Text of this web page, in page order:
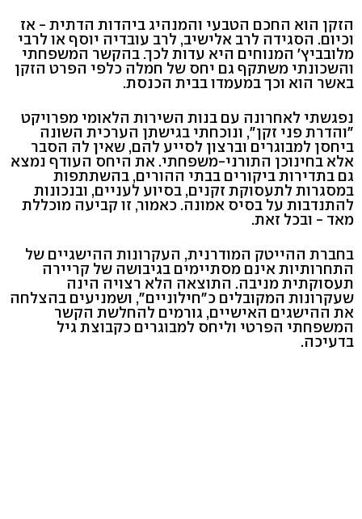
הזקן הוא החכם הטבעי והמנהיג ביהדות הדתית - אז
וכיום. הסגידה לרב אלישיב, לרב עובדיה יוסף או לרבי
מלובביץ' המנוחים היא עדות לכך. בהקשר המשפחתי
והשכונתי משתקף גם יחס של חמלה כלפי הפרט הזקן
באשר הוא וכך במעמדו בבית הכנסת.
נפגשתי לאחרונה עם בנות השירות הלאומי מפרויקט
"והדרת פני זקן", ונוכחתי בגישתן הערכית השונה
ביחסן למבוגרים וברצון לסייע להם, שאין לה הסבר
אלא בחינוכן התורני-משפחתי. את היחס העודף נמצא
גם בתדירות ביקורים בבתי ההורים, בהשתתפות
במסגרות לתעסוקת זקנים, בסיוע לעניים, ובנכונות
להתנדבות על בסיס אמונה. כאמור, זו קביעה מוכללת
מאד - ובכל זאת.
בחברת ההייטק המודרנית, העקרונות ההישגיים של
התחרותיות אינם מסתיימים בגיבושה של קריירה
תעסוקתית מניבה. התוצאה הלא רצויה הינה
שעקרונות המקובלים כ"חילוניים", ושמניעים בהצלחה
את ההישגים האישיים, גורמים להחלשת הקשר
המשפחתי הפרטי וליחס למבוגרים כקבוצת גיל
בדעיכה.